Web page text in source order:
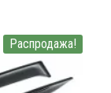
Распродажа!